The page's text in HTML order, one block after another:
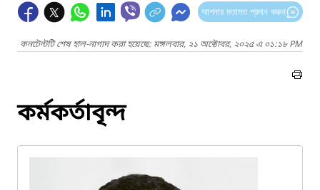
আপনার মতামত প্রদান করুন
কনটেন্টটি শেষ হাল-নাগাদ করা হয়েছে: মঙ্গলবার, ২১ অক্টোবর, ২০২৫ এ ০১:১৮ PM
কর্মকর্তাবৃন্দ